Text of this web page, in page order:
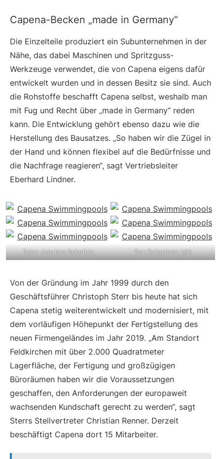
Capena-Becken „made in Germany“
Die Einzelteile produziert ein Subunternehmen in der
Nähe, das dabei Maschinen und Spritzguss-
Werkzeuge verwendet, die von Capena eigens dafür
entwickelt wurden und in dessen Besitz sie sind. Auch
die Rohstoffe beschafft Capena selbst, weshalb man
mit Fug und Recht über „made in Germany“ reden
kann. Die Entwicklung gehört ebenso dazu wie die
Herstellung des Bausatzes. „So haben wir die Zügel in
der Hand und können flexibel auf die Bedürfnisse und
die Nachfrage reagieren“, sagt Vertriebsleiter
Eberhard Lindner.
Foto: Joachim Scheible Der Rollschutz hält
Von der Gründung im Jahr 1999 durch den
Geschäftsführer Christoph Sterr bis heute hat sich
Capena stetig weiterentwickelt und modernisiert, mit
dem vorläufigen Höhepunkt der Fertigstellung des
neuen Firmengeländes im Jahr 2019. „Am Standort
Feldkirchen mit über 2.000 Quadratmeter
Lagerfläche, der Fertigung und großzügigen
Büroräumen haben wir die Voraussetzungen
geschaffen, den Anforderungen der europaweit
wachsenden Kundschaft gerecht zu werden“, sagt
Sterrs Stellvertreter Christian Renner. Derzeit
beschäftigt Capena dort 15 Mitarbeiter.